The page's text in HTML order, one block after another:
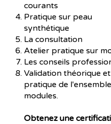
courants
Pratique sur peau
synthétique
La consultation
Atelier pratique sur
Les conseils
Validation théorique et
pratique de
modules.
Obtenez une